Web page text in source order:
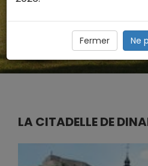
SITES À
Les activites -
LA CITADELLE DE
Fermer Ne